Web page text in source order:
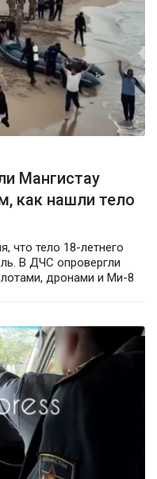
Мангистау
как нашли тело
что тело 18-летнего
В ДЧС опровергли
дронами и Ми-8